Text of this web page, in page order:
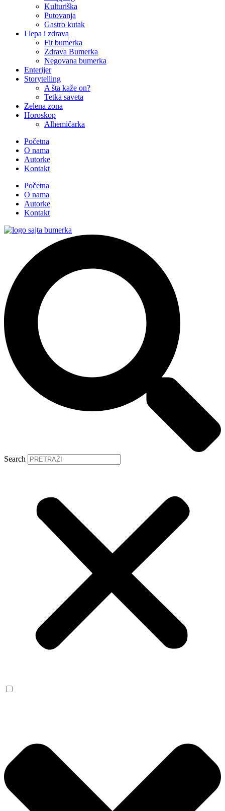
Kulturiška
Putovanja
Gastro kutak
I lepa i zdrava
Fit bumerka
Zdrava Bumerka
Negovana bumerka
Enterijer
Storytelling
A šta kaže on?
Tetka saveta
Zelena zona
Horoskop
Alhemičarka
Početna
O nama
Autorke
Kontakt
Početna
O nama
Autorke
Kontakt
Search